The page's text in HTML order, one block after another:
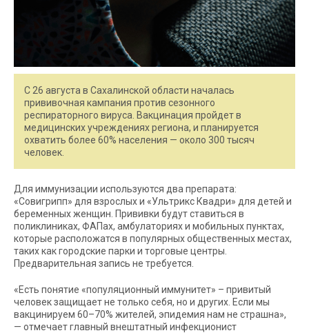
С 26 августа в Сахалинской области началась
прививочная кампания против сезонного
респираторного вируса. Вакцинация пройдет в
медицинских учреждениях региона, и планируется
охватить более 60% населения — около 300 тысяч
человек.
Для иммунизации используются два препарата:
«Совигрипп» для взрослых и «Ультрикс Квадри» для детей и
беременных женщин. Прививки будут ставиться в
поликлиниках, ФАПах, амбулаториях и мобильных пунктах,
которые расположатся в популярных общественных местах,
таких как городские парки и торговые центры.
Предварительная запись не требуется.
«Есть понятие «популяционный иммунитет» – привитый
человек защищает не только себя, но и других. Если мы
вакцинируем 60–70% жителей, эпидемия нам не страшна»,
— отмечает главный внештатный инфекционист